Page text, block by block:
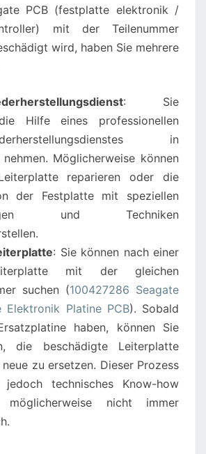
PLATINE
BESCHÄDIGT
WIRD?
PCB (festplatte elektronik /
mit der Teilenummer
wird, haben Sie mehrere
: Sie
Hilfe eines professionellen
in
Möglicherweise können
reparieren oder die
der Festplatte mit speziellen
und Techniken
: Sie können nach einer
mit der gleichen
suchen (100427286 Seagate
Elektronik Platine PCB). Sobald
haben, können Sie
die beschädigte Leiterplatte
zu ersetzen. Dieser Prozess
technisches Know-how
nicht immer